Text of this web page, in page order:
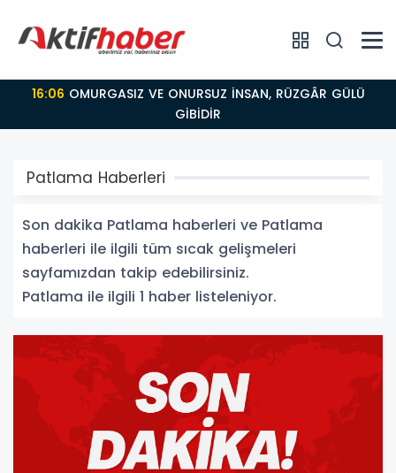
16:06
GİBİDİR
Patlama Haberleri
Son dakika Patlama haberleri ve Patlama
haberleri ile ilgili tüm sıcak gelişmeleri
sayfamızdan takip edebilirsiniz.
Patlama ile ilgili 1 haber listeleniyor.